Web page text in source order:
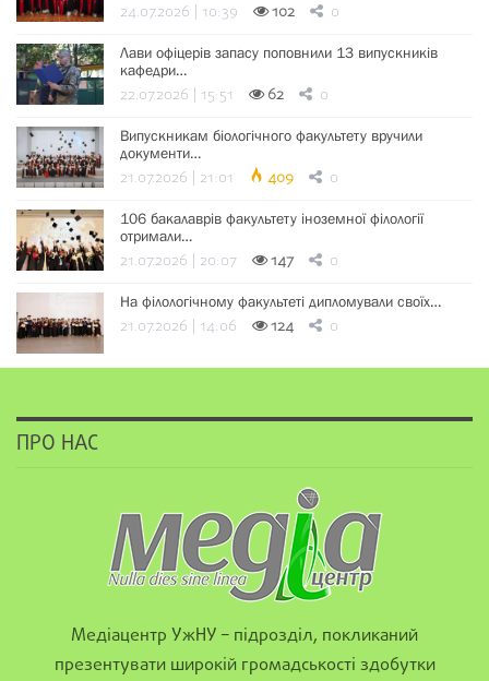
24.07.2026 | 10:39 102 0
Лави офіцерів запасу поповнили 13 випускників
кафедри…
22.07.2026 | 15:51 62 0
Випускникам біологічного факультету вручили
документи…
21.07.2026 | 21:01 409 0
106 бакалаврів факультету іноземної філології
отримали…
21.07.2026 | 20:07 147 0
На філологічному факультеті дипломували своїх…
21.07.2026 | 14:06 124 0
ПРО НАС
Медіацентр УжНУ – підрозділ, покликаний
презентувати широкій громадськості здобутки